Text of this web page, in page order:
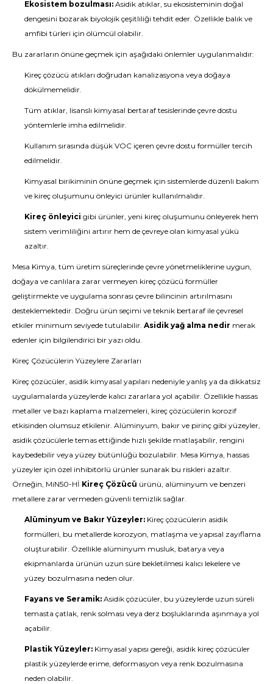
Ekosistem bozulması: Asidik atıklar, su ekosisteminin doğal
dengesini bozarak biyolojik çeşitliliği tehdit eder. Özellikle balık ve
amfibi türleri için ölümcül olabilir.
Bu zararların önüne geçmek için aşağıdaki önlemler uygulanmalıdır:
Kireç çözücü atıkları doğrudan kanalizasyona veya doğaya
dökülmemelidir.
Tüm atıklar, lisanslı kimyasal bertaraf tesislerinde çevre dostu
yöntemlerle imha edilmelidir.
Kullanım sırasında düşük VOC içeren çevre dostu formüller tercih
edilmelidir.
Kimyasal birikiminin önüne geçmek için sistemlerde düzenli bakım
ve kireç oluşumunu önleyici ürünler kullanılmalıdır.
Kireç önleyici gibi ürünler, yeni kireç oluşumunu önleyerek hem
sistem verimliliğini artırır hem de çevreye olan kimyasal yükü
azaltır.
Mesa Kimya, tüm üretim süreçlerinde çevre yönetmeliklerine uygun,
doğaya ve canlılara zarar vermeyen kireç çözücü formüller
geliştirmekte ve uygulama sonrası çevre bilincinin artırılmasını
desteklemektedir. Doğru ürün seçimi ve teknik bertaraf ile çevresel
etkiler minimum seviyede tutulabilir. Asidik yağ alma nedir merak
edenler için bilgilendirici bir yazı oldu.
Kireç Çözücülerin Yüzeylere Zararları
Kireç çözücüler, asidik kimyasal yapıları nedeniyle yanlış ya da dikkatsiz
uygulamalarda yüzeylerde kalıcı zararlara yol açabilir. Özellikle hassas
metaller ve bazı kaplama malzemeleri, kireç çözücülerin korozif
etkisinden olumsuz etkilenir. Alüminyum, bakır ve pirinç gibi yüzeyler,
asidik çözücülerle temas ettiğinde hızlı şekilde matlaşabilir, rengini
kaybedebilir veya yüzey bütünlüğü bozulabilir. Mesa Kimya, hassas
yüzeyler için özel inhibitörlü ürünler sunarak bu riskleri azaltır.
Örneğin, MiN50-Hİ Kireç Çözücü ürünü, alüminyum ve benzeri
metallere zarar vermeden güvenli temizlik sağlar.
Alüminyum ve Bakır Yüzeyler: Kireç çözücülerin asidik
formülleri, bu metallerde korozyon, matlaşma ve yapısal zayıflama
oluşturabilir. Özellikle alüminyum musluk, batarya veya
ekipmanlarda ürünün uzun süre bekletilmesi kalıcı lekelere ve
yüzey bozulmasına neden olur.
Fayans ve Seramik: Asidik çözücüler, bu yüzeylerde uzun süreli
temasta çatlak, renk solması veya derz boşluklarında aşınmaya yol
açabilir.
Plastik Yüzeyler: Kimyasal yapısı gereği, asidik kireç çözücüler
plastik yüzeylerde erime, deformasyon veya renk bozulmasına
neden olabilir.